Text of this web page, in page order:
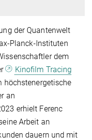
der Quantenwelt
Planck-Instituten
dem
Kinofilm Tracing
höchstenergetische
an
erhielt Ferenc
Arbeit an
dauern und mit